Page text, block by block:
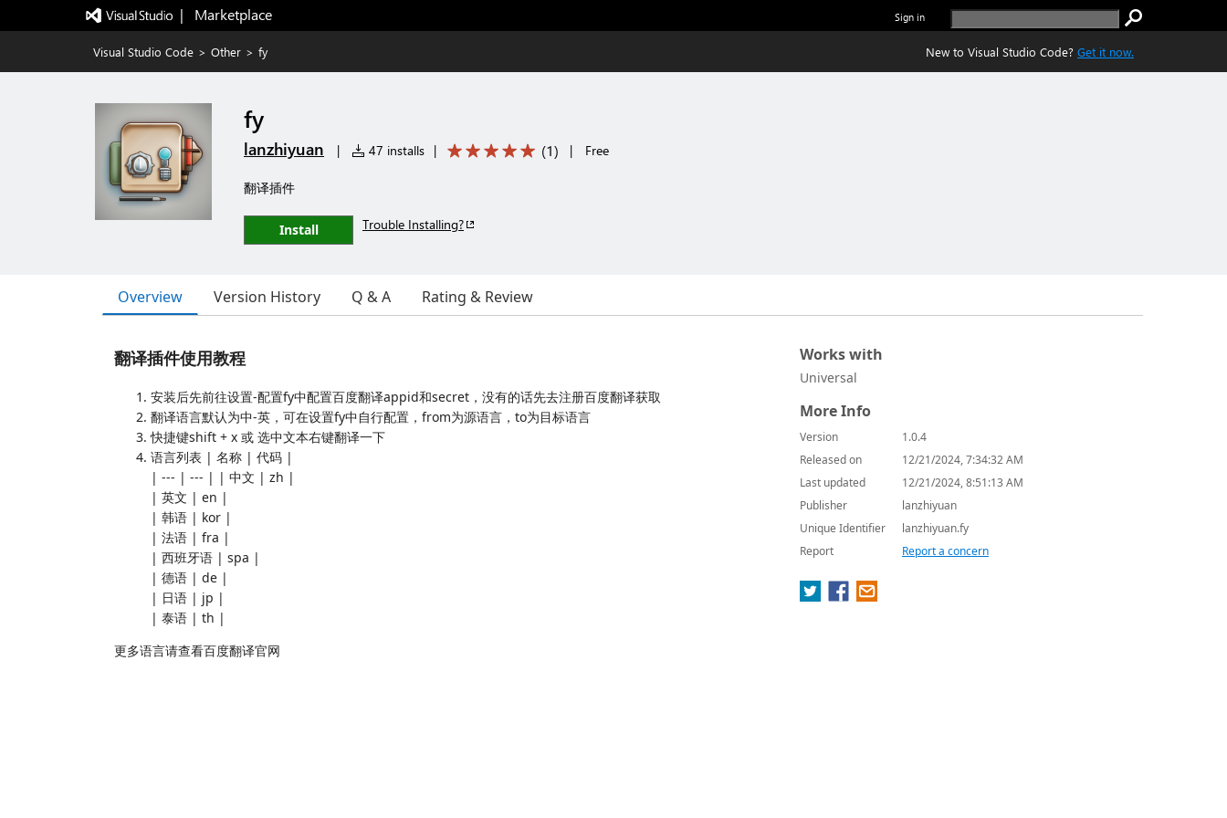
|   Marketplace Sign in
Visual Studio Code > Other > fy New to Visual Studio Code? Get it now.
fy
lanzhiyuan | 47 installs | (1) | Free
翻译插件
Install Trouble Installing?
Overview Version History Q & A Rating & Review
翻译插件使用教程
安装后先前往设置-配置fy中配置百度翻译appid和secret，没有的话先去注册百度翻译获取
翻译语言默认为中-英，可在设置fy中自行配置，from为源语言，to为目标语言
快捷键shift + x 或 选中文本右键翻译一下
语言列表 | 名称 | 代码 |
| --- | --- | | 中文 | zh |
| 英文 | en |
| 韩语 | kor |
| 法语 | fra |
| 西班牙语 | spa |
| 德语 | de |
| 日语 | jp |
| 泰语 | th |
更多语言请查看百度翻译官网
Works with
Universal
More Info
Version
1.0.4
Released on
12/21/2024, 7:34:32 AM
Last updated
12/21/2024, 8:51:13 AM
Publisher
lanzhiyuan
Unique Identifier
lanzhiyuan.fy
Report
Report a concern